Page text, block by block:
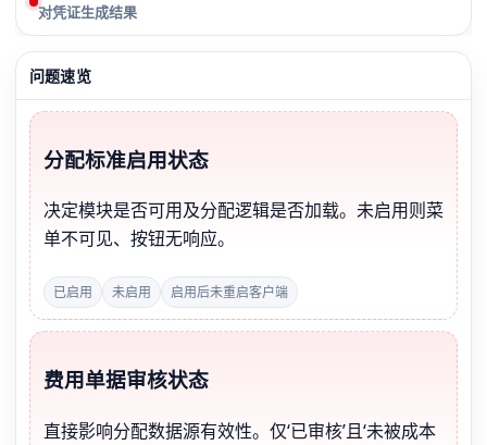
对凭证生成结果
问题速览
分配标准启用状态
决定模块是否可用及分配逻辑是否加载。未启用则菜
单不可见、按钮无响应。
已启用 未启用 启用后未重启客户端
费用单据审核状态
直接影响分配数据源有效性。仅‘已审核’且‘未被成本